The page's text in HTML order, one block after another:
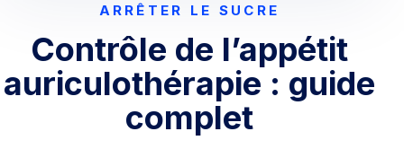
ARRÊTER LE SUCRE
Contrôle de l’appétit
auriculothérapie : guide
complet